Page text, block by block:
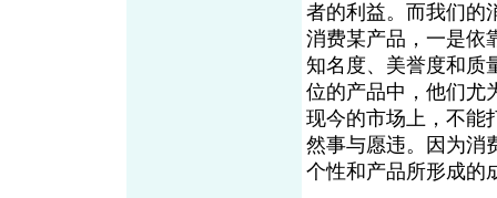
者的利益。而我们的
消费某产品，一是依
知名度、美誉度和质
位的产品中，他们尤
现今的市场上，不能
然事与愿违。因为消
个性和产品所形成